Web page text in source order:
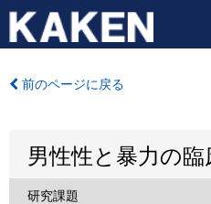
前のページに戻る
男性性と暴力の
研究課題